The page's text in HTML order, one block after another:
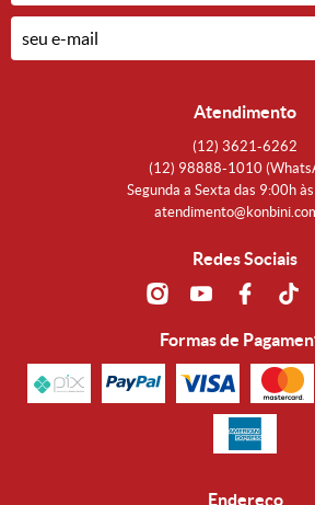
Atendimento
(12) 3621-6262
(12) 98888-1010
Segunda a Sexta das 9:00h
Redes Sociais
Formas de
Endereço